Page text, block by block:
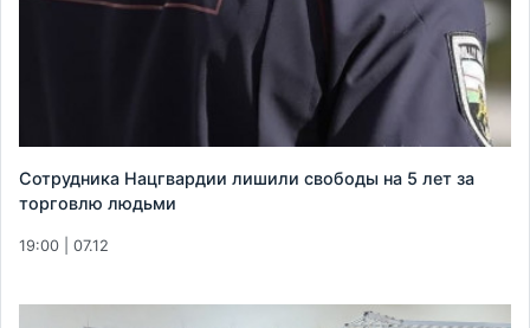
Сотрудника Нацгвардии лишили свободы на 5 лет за
торговлю людьми
19:00 | 07.12